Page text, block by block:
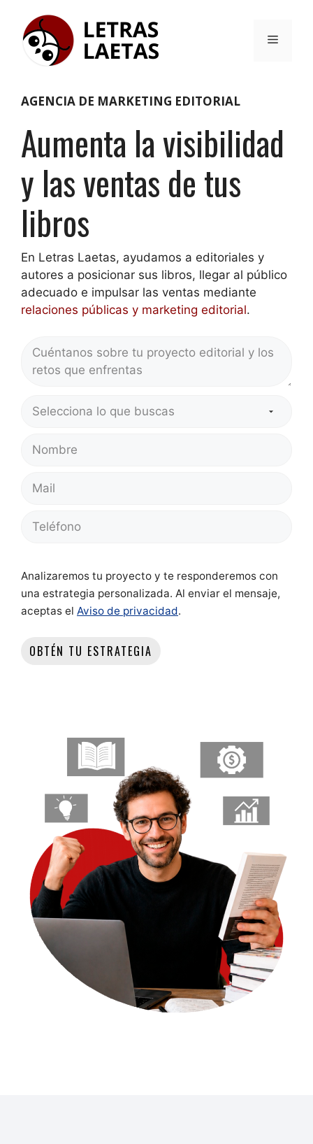
contenido
Menú
AGENCIA DE MARKETING EDITORIAL
Aumenta la visibilidad
y las ventas de tus
libros
En Letras Laetas, ayudamos a editoriales y
autores a posicionar sus libros, llegar al público
adecuado e impulsar las ventas mediante
relaciones públicas y marketing editorial.
Analizaremos tu proyecto y te responderemos con
una estrategia personalizada. Al enviar el mensaje,
aceptas el Aviso de privacidad.